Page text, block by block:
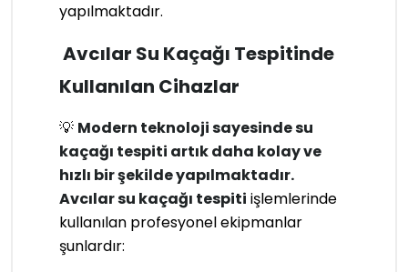
yapılmaktadır.
Avcılar Su Kaçağı Tespitinde
Kullanılan Cihazlar
💡 Modern teknoloji sayesinde su
kaçağı tespiti artık daha kolay ve
hızlı bir şekilde yapılmaktadır.
Avcılar su kaçağı tespiti işlemlerinde
kullanılan profesyonel ekipmanlar
şunlardır: